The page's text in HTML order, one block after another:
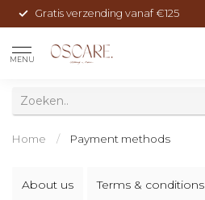
Gratis verzending vanaf €125
MENU
Home / Payment methods
About us Terms & conditions